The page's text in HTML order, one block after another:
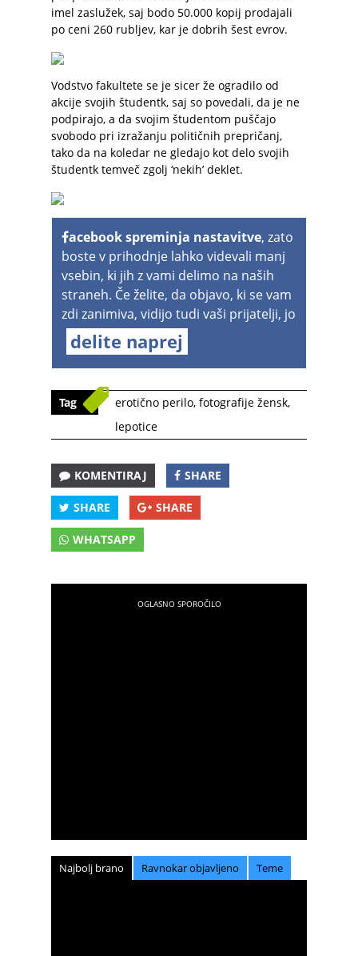
imel zaslužek, saj bodo 50.000 kopij prodajali
po ceni 260 rubljev, kar je dobrih šest evrov.
Vodstvo fakultete se je sicer že ogradilo od
akcije svojih študentk, saj so povedali, da je ne
podpirajo, a da svojim študentom puščajo
svobodo pri izražanju političnih prepričanj,
tako da na koledar ne gledajo kot delo svojih
študentk temveč zgolj ‘nekih’ deklet.
acebook spreminja nastavitve, zato
boste v prihodnje lahko videvali manj
vsebin, ki jih z vami delimo na naših
straneh. Če želite, da objavo, ki se vam
zdi zanimiva, vidijo tudi vaši prijatelji, jo
delite naprej
Tag erotično perilo, fotografije žensk,
lepotice
KOMENTIRAJ SHARE
SHARE SHARE
WHATSAPP
Najbolj brano Ravnokar objavljeno Teme